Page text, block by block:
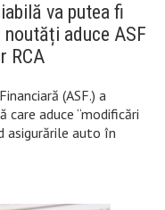
va putea fi
aduce ASF
RCA
(ASF.) a
care aduce “modificări
asigurările auto în